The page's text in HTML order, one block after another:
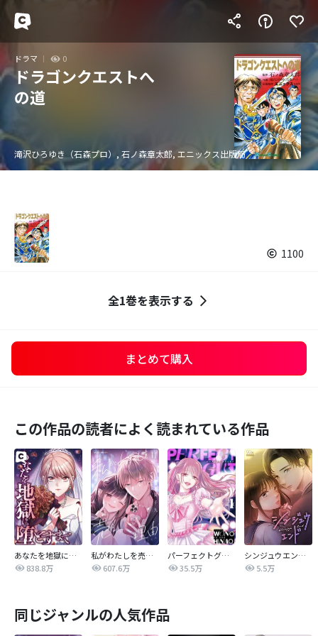
ドラマ 0
ドラゴンクエストへ
の道
滝沢ひろゆき（石森プロ）, 石ノ森章太郎, エニックス出版局
1100
全1巻を表示する
まとめて購入
この作品の読者によく読まれている作品
あなたを地獄に堕とすまで
838.8万
私がわたしを売る理由
607.6万
パーフェクトグリッター
35.5万
シンジュウエンド【タテヨミ】
5.5万
同じジャンルの人気作品